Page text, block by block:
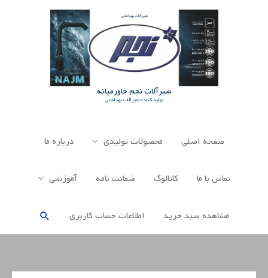
شیرآلات نجم خاورمیانه
تولید کننده شیرآلات بهداشتی
صفحه اصلی محصولات تولیدی درباره ما
تماس با ما کاتالوگ ضمانت نامه آموزشی
مشاهده سبد خرید اطلاعات حساب كاربری جستجو